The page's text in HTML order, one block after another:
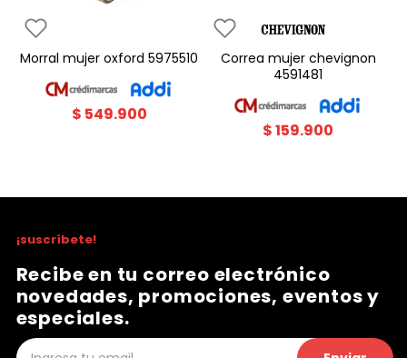
morral mujer oxford 5975510
$ 549.900
correa mujer chevignon
4591481
$159.900
¡suscríbete!
Recibe en tu correo electrónico
novedades, promociones, eventos y
especiales.